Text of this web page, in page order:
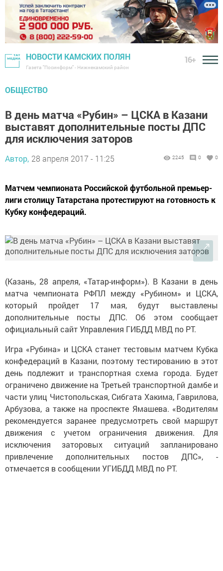
НОВОСТИ КАМСКИХ ПОЛЯН
Газета "Посинформ" - Нижнекамский район
16+
ОБЩЕСТВО
В день матча «Рубин» – ЦСКА в Казани
выставят дополнительные посты ДПС
для исключения заторов
Автор, 28 апреля 2017 - 11:25 2245 0 0
Матчем чемпионата Российской футбольной премьер-
лиги столицу Татарстана протестируют на готовность к
Кубку конфедераций.
(Казань, 28 апреля, «Татар-информ»). В Казани в день
матча чемпионата РФПЛ между «Рубином» и ЦСКА,
который пройдет 17 мая, будут выставлены
дополнительные посты ДПС. Об этом сообщает
официальный сайт Управления ГИБДД МВД по РТ.
Игра «Рубина» и ЦСКА станет тестовым матчем Кубка
конфедераций в Казани, поэтому тестированию в этот
день подлежит и транспортная схема города. Будет
ограничено движение на Третьей транспортной дамбе и
части улиц Чистопольская, Сибгата Хакима, Гаврилова,
Арбузова, а также на проспекте Ямашева. «Водителям
рекомендуется заранее предусмотреть свой маршрут
движения с учетом ограничения движения. Для
исключения заторовых ситуаций запланировано
привлечение дополнительных постов ДПС», -
отмечается в сообщении УГИБДД МВД по РТ.